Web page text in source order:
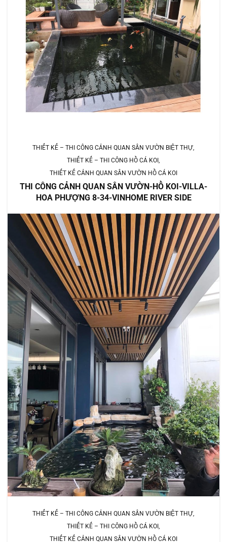
THIẾT KẾ – THI CÔNG CẢNH QUAN SÂN VƯỜN BIỆT THỰ
THIẾT KẾ – THI CÔNG HỒ CÁ KOI
THIẾT KẾ CẢNH QUAN SÂN VƯỜN HỒ CÁ KOI
THI CÔNG CẢNH QUAN SÂN VƯỜN-HỒ KOI-VILLA-
HOA PHƯỢNG 8-34-VINHOME RIVER SIDE
THIẾT KẾ – THI CÔNG CẢNH QUAN SÂN VƯỜN BIỆT THỰ
THIẾT KẾ – THI CÔNG HỒ CÁ KOI
THIẾT KẾ CẢNH QUAN SÂN VƯỜN HỒ CÁ KOI